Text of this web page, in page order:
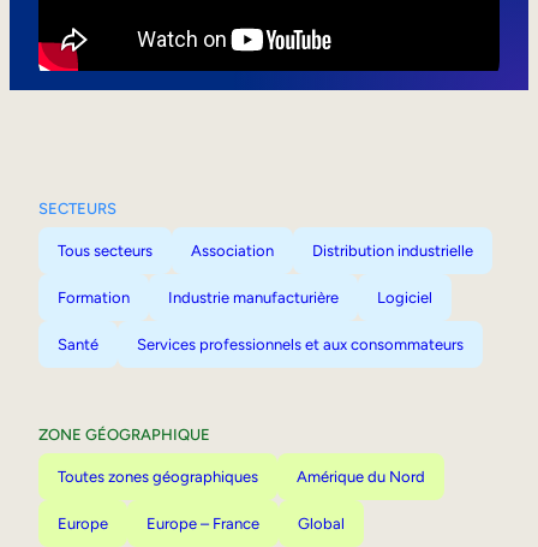
SECTEURS
Tous secteurs Association Distribution industrielle
Formation Industrie manufacturière Logiciel
Santé Services professionnels et aux consommateurs
ZONE GÉOGRAPHIQUE
Toutes zones géographiques Amérique du Nord
Europe Europe – France Global